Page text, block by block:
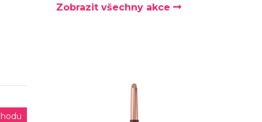
Zobrazit všechny akce